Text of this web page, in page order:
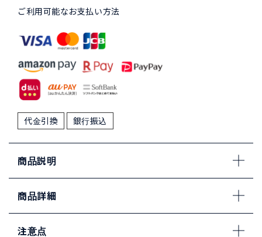
ご利用可能なお支払い方法
代金引換 銀行振込
商品説明
商品詳細
注意点